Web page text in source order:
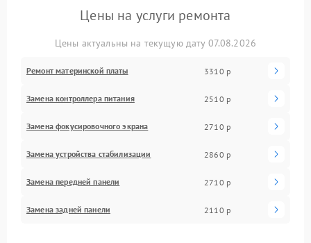
Цены на услуги ремонта
Цены актуальны на текущую дату 07.08.2026
Ремонт материнской платы 3310 р
Замена контроллера питания 2510 р
Замена фокусировочного экрана 2710 р
Замена устройства стабилизации 2860 р
Замена передней панели 2710 р
Замена задней панели 2110 р